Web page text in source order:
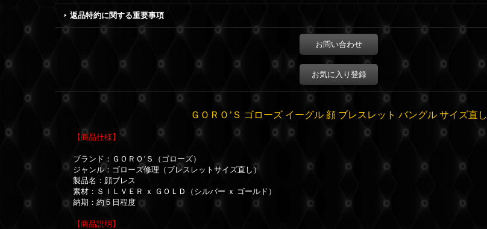
返品特約に関する重要事項
お問い合わせ
お気に入り登録
ＧＯＲＯ’Ｓ ゴローズ イーグル 顔 ブレスレット バングル サイズ直し
【商品仕様】
ブランド：ＧＯＲＯ’Ｓ（ゴローズ）
ジャンル：ゴローズ修理（ブレスレットサイズ直し）
製品名：顔ブレス
素材：ＳＩＬＶＥＲ ｘ ＧＯＬＤ（シルバー ｘ ゴールド）
納期：約５日程度
【商品説明】